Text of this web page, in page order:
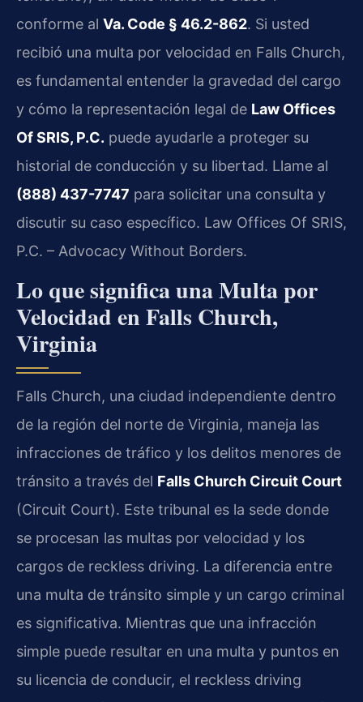
conforme al Va. Code § 46.2-862. Si usted
recibió una multa por velocidad en Falls Church,
es fundamental entender la gravedad del cargo
y cómo la representación legal de Law Offices
Of SRIS, P.C. puede ayudarle a proteger su
historial de conducción y su libertad. Llame al
(888) 437-7747 para solicitar una consulta y
discutir su caso específico. Law Offices Of SRIS,
P.C. – Advocacy Without Borders.
Lo que significa una Multa por
Velocidad en Falls Church,
Virginia
Falls Church, una ciudad independiente dentro
de la región del norte de Virginia, maneja las
infracciones de tráfico y los delitos menores de
tránsito a través del Falls Church Circuit Court
(Circuit Court). Este tribunal es la sede donde
se procesan las multas por velocidad y los
cargos de reckless driving. La diferencia entre
una multa de tránsito simple y un cargo criminal
es significativa. Mientras que una infracción
simple puede resultar en una multa y puntos en
su licencia de conducir, el reckless driving